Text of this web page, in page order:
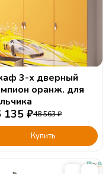
3-х дверный
оранж. для
135 ₽48 563₽
Купить